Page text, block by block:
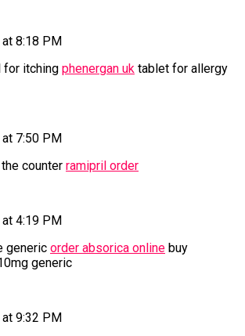
8:18 PM
for itching phenergan uk tablet for allergy
7:50 PM
counter ramipril order
4:19 PM
generic order absorica online buy
generic
9:32 PM